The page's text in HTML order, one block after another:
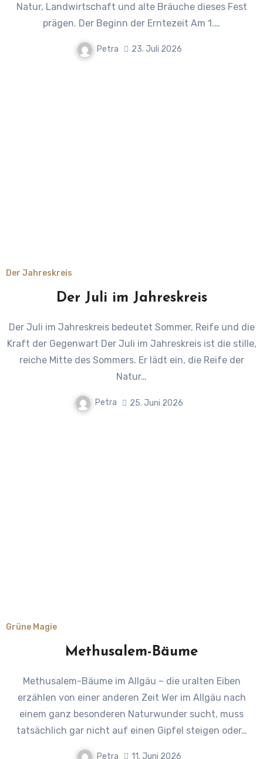
Natur, Landwirtschaft und alte Bräuche dieses Fest
prägen. Der Beginn der Erntezeit Am 1.…
Petra 23. Juli 2026
Der Jahreskreis
Der Juli im Jahreskreis
Der Juli im Jahreskreis bedeutet Sommer, Reife und die
Kraft der Gegenwart Der Juli im Jahreskreis ist die stille,
reiche Mitte des Sommers. Er lädt ein, die Reife der
Natur…
Petra 25. Juni 2026
Grüne Magie
Methusalem-Bäume
Methusalem-Bäume im Allgäu – die uralten Eiben
erzählen von einer anderen Zeit Wer im Allgäu nach
einem ganz besonderen Naturwunder sucht, muss
tatsächlich gar nicht auf einen Gipfel steigen oder…
Petra 11. Juni 2026